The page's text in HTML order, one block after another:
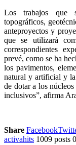
Los trabajos que
topográficos,
anteproyectos y
que se utilizará
correspondientes
prevé, como se ha
los pavimentos,
natural y artificial y
de dotar a los
inclusivos”, afirma
Share Facebook
activahits 1009 posts